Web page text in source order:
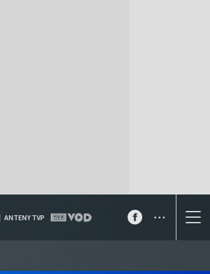
ANTENY TVP ...